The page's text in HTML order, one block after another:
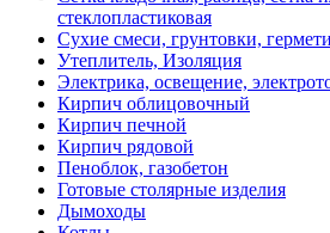
стеклопластиковая
Сухие смеси, грунтовки,
Утеплитель, Изоляция
Электрика, освещение,
Кирпич облицовочный
Кирпич печной
Кирпич рядовой
Пеноблок, газобетон
Готовые столярные изделия
Дымоходы